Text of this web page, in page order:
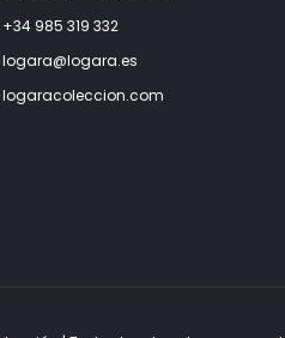
+34 985 319 332
logara@logara.es
logaracoleccion.com